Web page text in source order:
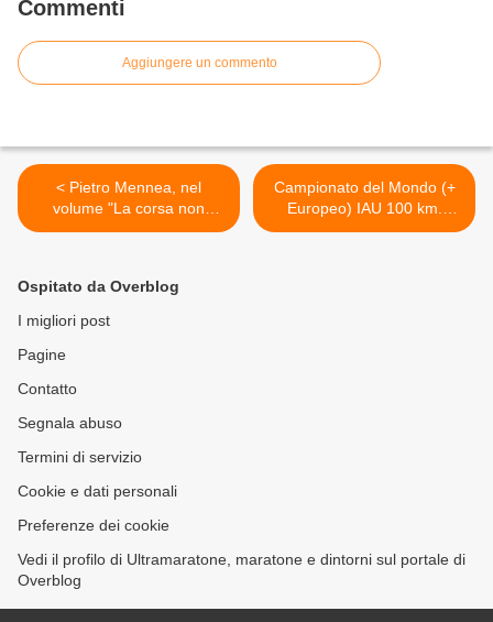
Commenti
Aggiungere un commento
< Pietro Mennea, nel
volume "La corsa non
finisce mai" racconta il suo
Campionato del Mondo (+
Europeo) IAU 100 km.
Anche il bergamasco Lucio
Ospitato da Overblog
I migliori post
Pagine
Contatto
Segnala abuso
Termini di servizio
Cookie e dati personali
Preferenze dei cookie
Vedi il profilo di Ultramaratone, maratone e dintorni sul portale di
Overblog